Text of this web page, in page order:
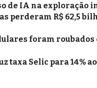
de IA na exploração
perderam R$ 62,5
foram
taxa Selic para 14%